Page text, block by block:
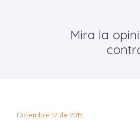
Mira la
Diciembre 12 de 2015